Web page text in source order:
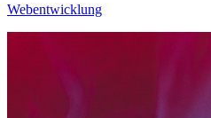
Webentwicklung